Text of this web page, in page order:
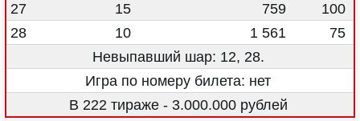
27
15 759
100
28
10 1 561
75
Невыпавший шар: 12, 28.
Игра по номеру билета: нет
В 222 тираже - 3.000.000 рублей